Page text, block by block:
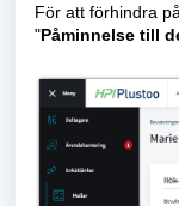
För att förhindra
"Påminnelse till